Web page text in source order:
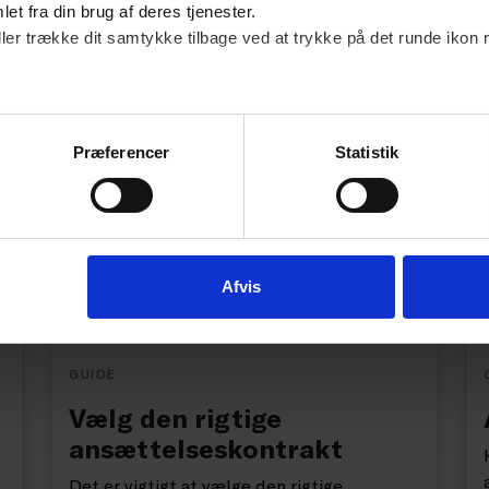
fra din brug af deres tjenester.
trække dit samtykke tilbage ved at trykke på det runde ikon
Præferencer Statistik
Afvis
indeholde særlige procedurer for ”hjem-
stationering” - eksempelvis hvad der skal
ske, når udstationeringen er udløbet.
GUIDE
Vælg den rigtige
ansættelseskontrakt